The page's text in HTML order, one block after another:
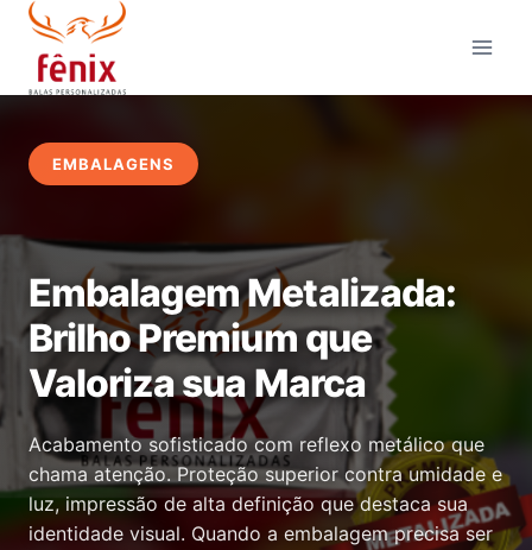
Pular
EMBALAGENS
Embalagem Metalizada:
Brilho Premium que
Valoriza sua Marca
Acabamento sofisticado com reflexo metálico que
chama atenção. Proteção superior contra umidade e
luz, impressão de alta definição que destaca sua
identidade visual. Quando a embalagem precisa ser